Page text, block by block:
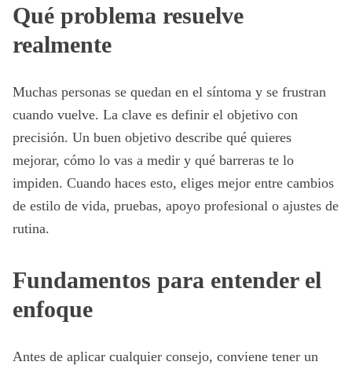
Qué problema resuelve
realmente
Muchas personas se quedan en el síntoma y se frustran
cuando vuelve. La clave es definir el objetivo con
precisión. Un buen objetivo describe qué quieres
mejorar, cómo lo vas a medir y qué barreras te lo
impiden. Cuando haces esto, eliges mejor entre cambios
de estilo de vida, pruebas, apoyo profesional o ajustes de
rutina.
Fundamentos para entender el
enfoque
Antes de aplicar cualquier consejo, conviene tener un